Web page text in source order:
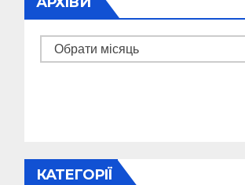
Архіви
КАТЕГОРІЇ